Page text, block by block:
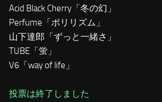
Acid Black Cherry「冬の幻」
Perfume「ポリリズム」
山下達郎「ずっと一緒さ」
TUBE「蛍」
V6「way of life」
投票は終了しました